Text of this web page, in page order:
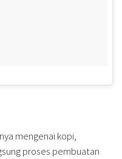
mengenai kopi,
proses pembuatan